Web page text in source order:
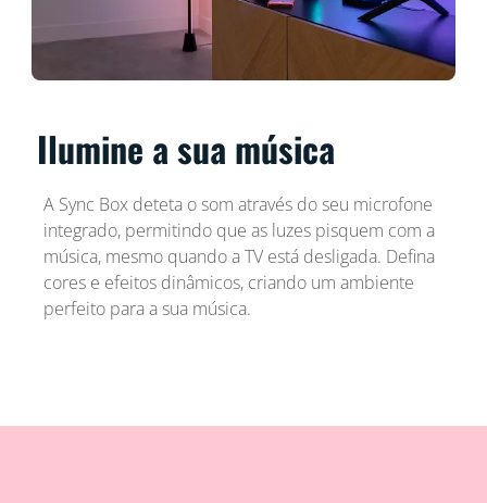
Ilumine a sua música
A Sync Box deteta o som através do seu microfone
integrado, permitindo que as luzes pisquem com a
música, mesmo quando a TV está desligada. Defina
cores e efeitos dinâmicos, criando um ambiente
perfeito para a sua música.